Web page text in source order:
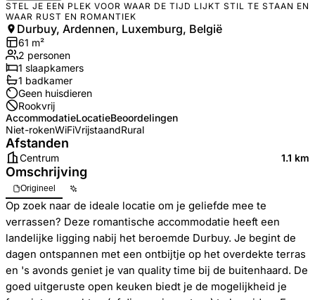
STEL JE EEN PLEK VOOR WAAR DE TIJD LIJKT STIL TE STAAN EN
WAAR RUST EN ROMANTIEK
Durbuy, Ardennen, Luxemburg, België
61 m²
2 personen
1 slaapkamers
1 badkamer
Geen huisdieren
Rookvrij
AccommodatieLocatieBeoordelingen
Niet-rokenWiFiVrijstaandRural
Afstanden
Centrum 1.1 km
Omschrijving
Origineel
Op zoek naar de ideale locatie om je geliefde mee te
verrassen? Deze romantische accommodatie heeft een
landelijke ligging nabij het beroemde Durbuy. Je begint de
dagen ontspannen met een ontbijtje op het overdekte terras
en 's avonds geniet je van quality time bij de buitenhaard. De
goed uitgeruste open keuken biedt je de mogelijkheid je